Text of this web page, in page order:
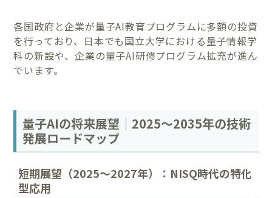
各国政府と企業が量子AI教育プログラムに多額の投資
を行っており、日本でも国立大学における量子情報学
科の新設や、企業の量子AI研修プログラム拡充が進ん
でいます。
量子AIの将来展望｜2025〜2035年の技術
発展ロードマップ
短期展望（2025〜2027年）：NISQ時代の特化
型応用